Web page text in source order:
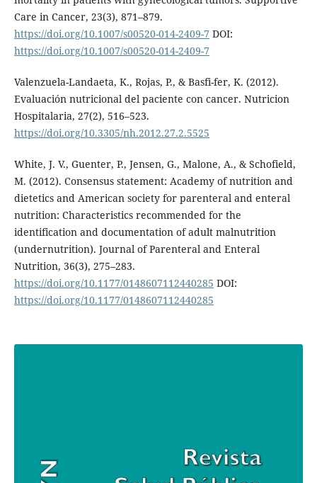
Care in Cancer, 23(3), 871–879.
https://doi.org/10.1007/s00520-014-2409-7 DOI:
https://doi.org/10.1007/s00520-014-2409-7
Valenzuela-Landaeta, K., Rojas, P., & Basfi-fer, K. (2012).
Evaluación nutricional del paciente con cancer. Nutricion
Hospitalaria, 27(2), 516–523.
https://doi.org/10.3305/nh.2012.27.2.5525
White, J. V., Guenter, P., Jensen, G., Malone, A., & Schofield,
M. (2012). Consensus statement: Academy of nutrition and
dietetics and American society for parenteral and enteral
nutrition: Characteristics recommended for the
identification and documentation of adult malnutrition
(undernutrition). Journal of Parenteral and Enteral
Nutrition, 36(3), 275–283.
https://doi.org/10.1177/0148607112440285 DOI:
https://doi.org/10.1177/0148607112440285